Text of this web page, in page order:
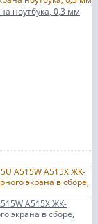
ноутбука, 0,3 мм
A515X ЖК-
экрана в сборе,